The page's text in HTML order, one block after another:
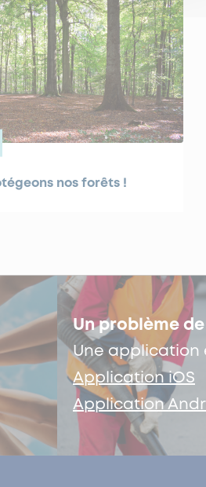
nos forêts !
Un problème
Une application
Application iOS
Application